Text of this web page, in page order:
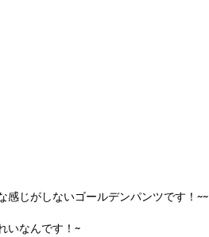
じがしないゴールデンパンツです！~~
いなんです！~